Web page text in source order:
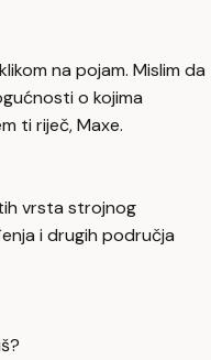
na pojam. Mislim da
o kojima
ti riječ, Maxe.
vrsta strojnog
i drugih područja